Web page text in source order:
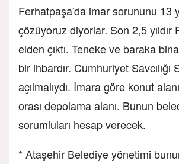
Ferhatpaşa'da imar sorununu 13
çözüyoruz diyorlar. Son 2,5 yıldır
elden çıktı. Teneke ve baraka
bir ihbardır. Cumhuriyet Savcılığı
açılmalıydı. İmara göre konut
orası depolama alanı. Bunun
sorumluları hesap verecek.
* Ataşehir Belediye yönetimi